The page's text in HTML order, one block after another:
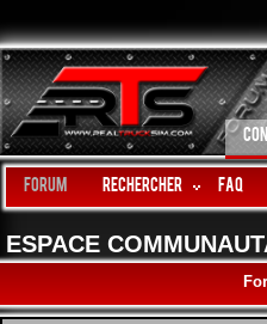
Forum Rechercher FAQ
ESPACE